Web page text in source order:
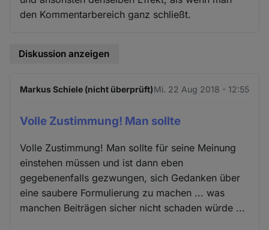
den Kommentarbereich ganz schließt.
Diskussion anzeigen
Markus Schiele (nicht überprüft)Mi. 22 Aug 2018 - 12:55
Volle Zustimmung! Man sollte
Volle Zustimmung! Man sollte für seine Meinung
einstehen müssen und ist dann eben
gegebenenfalls gezwungen, sich Gedanken über
eine saubere Formulierung zu machen ... was
manchen Beiträgen sicher nicht schaden würde ...